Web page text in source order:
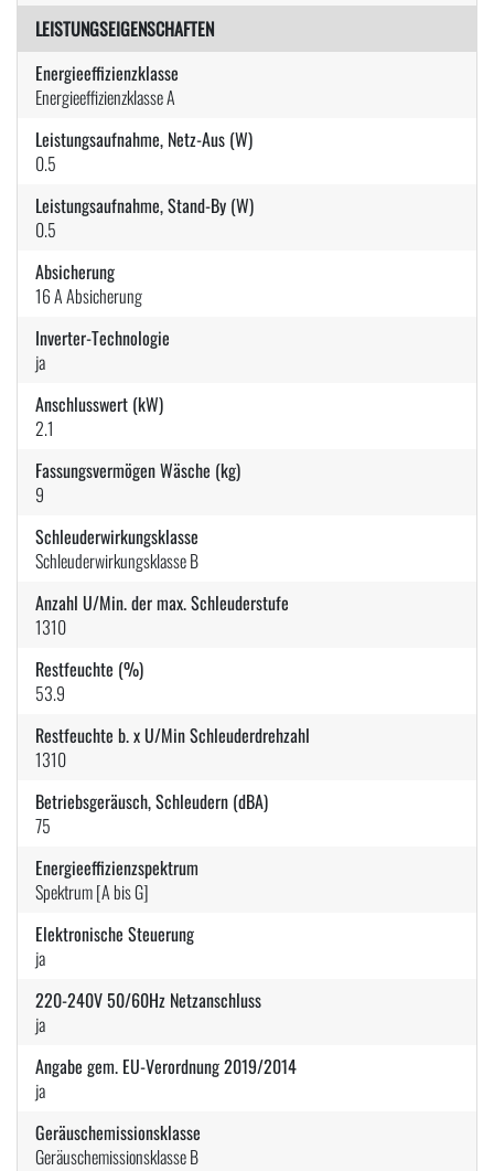
LEISTUNGSEIGENSCHAFTEN
Energieeffizienzklasse
Energieeffizienzklasse A
Leistungsaufnahme, Netz-Aus (W)
0.5
Leistungsaufnahme, Stand-By (W)
0.5
Absicherung
16 A Absicherung
Inverter-Technologie
ja
Anschlusswert (kW)
2.1
Fassungsvermögen Wäsche (kg)
9
Schleuderwirkungsklasse
Schleuderwirkungsklasse B
Anzahl U/Min. der max. Schleuderstufe
1310
Restfeuchte (%)
53.9
Restfeuchte b. x U/Min Schleuderdrehzahl
1310
Betriebsgeräusch, Schleudern (dBA)
75
Energieeffizienzspektrum
Spektrum [A bis G]
Elektronische Steuerung
ja
220-240V 50/60Hz Netzanschluss
ja
Angabe gem. EU-Verordnung 2019/2014
ja
Geräuschemissionsklasse
Geräuschemissionsklasse B